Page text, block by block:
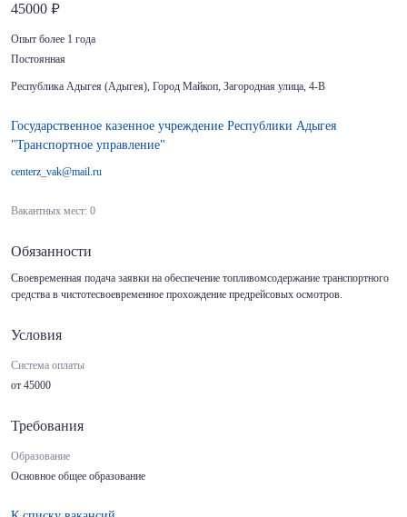
45000
Опыт более 1 года
Постоянная
Республика Адыгея (Адыгея), Город Майкоп, Загородная улица, 4-В
Государственное казенное учреждение Республики Адыгея
"Транспортное управление"
centerz_vak@mail.ru
Вакантных мест: 0
Обязанности
Своевременная подача заявки на обеспечение топливомсодержание транспортного
средства в чистотесвоевременное прохождение предрейсовых осмотров.
Условия
Система оплаты
от 45000
Требования
Образование
Основное общее образование